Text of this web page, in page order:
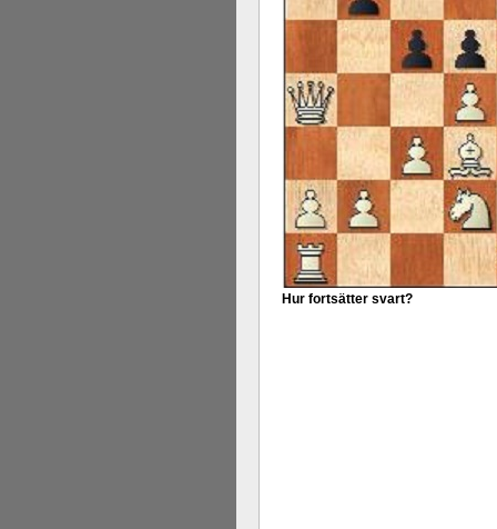
Hur fortsätter svart?